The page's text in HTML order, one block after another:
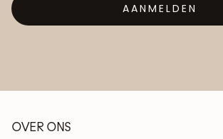
AANMELDEN
OVER ONS